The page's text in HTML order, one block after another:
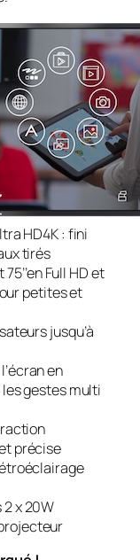
HD4K : fini
tirés
Full HD et
petites et
jusqu’à
en
gestes multi
précise
x 20W